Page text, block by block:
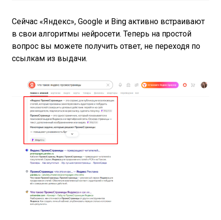
Сейчас «Яндекс», Google и Bing активно встраивают
в свои алгоритмы нейросети. Теперь на простой
вопрос вы можете получить ответ, не переходя по
ссылкам из выдачи.